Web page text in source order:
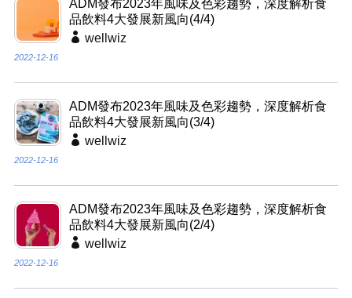
ADM發布2023年風味及色彩趨勢，深度解析食
品飲料4大發展新風向(4/4)
wellwiz
2022-12-16
ADM發布2023年風味及色彩趨勢，深度解析食
品飲料4大發展新風向(3/4)
wellwiz
2022-12-16
ADM發布2023年風味及色彩趨勢，深度解析食
品飲料4大發展新風向(2/4)
wellwiz
2022-12-16